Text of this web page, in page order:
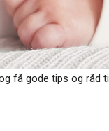
få gode tips og